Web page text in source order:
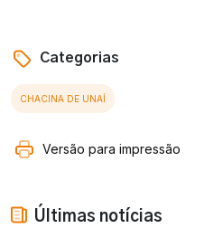
Categorias
CHACINA DE UNAÍ
Versão para impressão
Últimas notícias